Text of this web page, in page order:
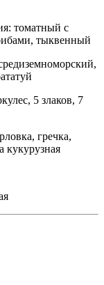
томатный с
тыквенный
5 злаков, 7
гречка,
кукурузная